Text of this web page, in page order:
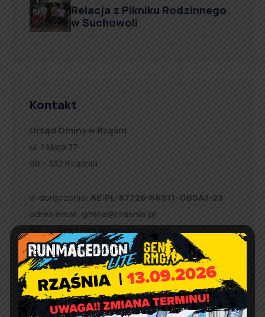
Relacja z Pikniku Rodzinnego
w Suchowoli
Kontakt
Urząd Gminy w Rząśni
ul. 1 Maja 37
98 – 332 Rząśnia
e-doręczenia: AE:PL-57726-56911-GBSAJ-23
adres email: gmina@rzasnia.pl
tel. 44 631-71-22 (biuro podawcze)
Godziny otwarcia Urzędu:
pon.: 9:00 – 17:00
wt. – pt.: 7:30 – 15:30